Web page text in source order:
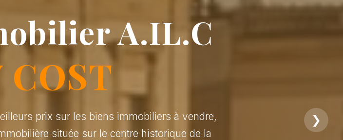
❯
A.IL.C
COST
prix sur les biens immobiliers à vendre,
située sur le centre historique de la